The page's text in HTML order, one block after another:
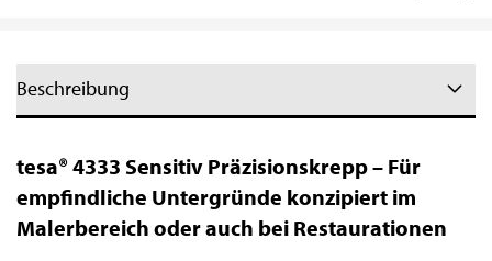
Beschreibung
tesa® 4333 Sensitiv Präzisionskrepp – Für
empfindliche Untergründe konzipiert im
Malerbereich oder auch bei Restaurationen